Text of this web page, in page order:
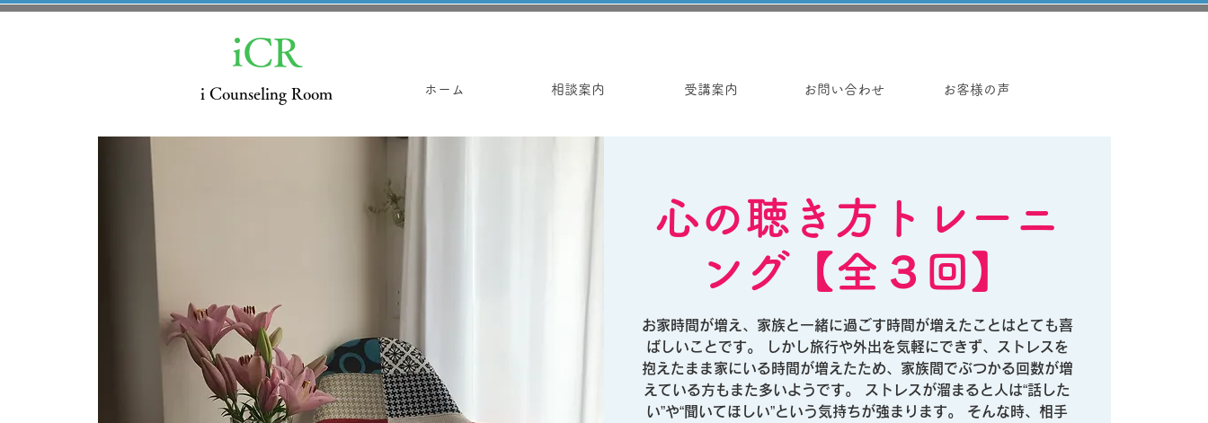
i Counseling Room
iCR
ホーム 相談案内 受講案内 お問い合わせ お客様の声
心の聴き方トレーニ
ング【全３回】
お家時間が増え、家族と一緒に過ごす時間が増えたことはとても喜
ばしいことです。 しかし旅行や外出を気軽にできず、ストレスを
抱えたまま家にいる時間が増えたため、家族間でぶつかる回数が増
えている方もまた多いようです。 ストレスが溜まると人は“話した
い”や“聞いてほしい”という気持ちが強まります。 そんな時、相手